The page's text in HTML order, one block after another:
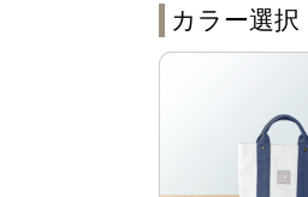
カラー選択